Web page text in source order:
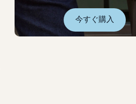
今すぐ購入